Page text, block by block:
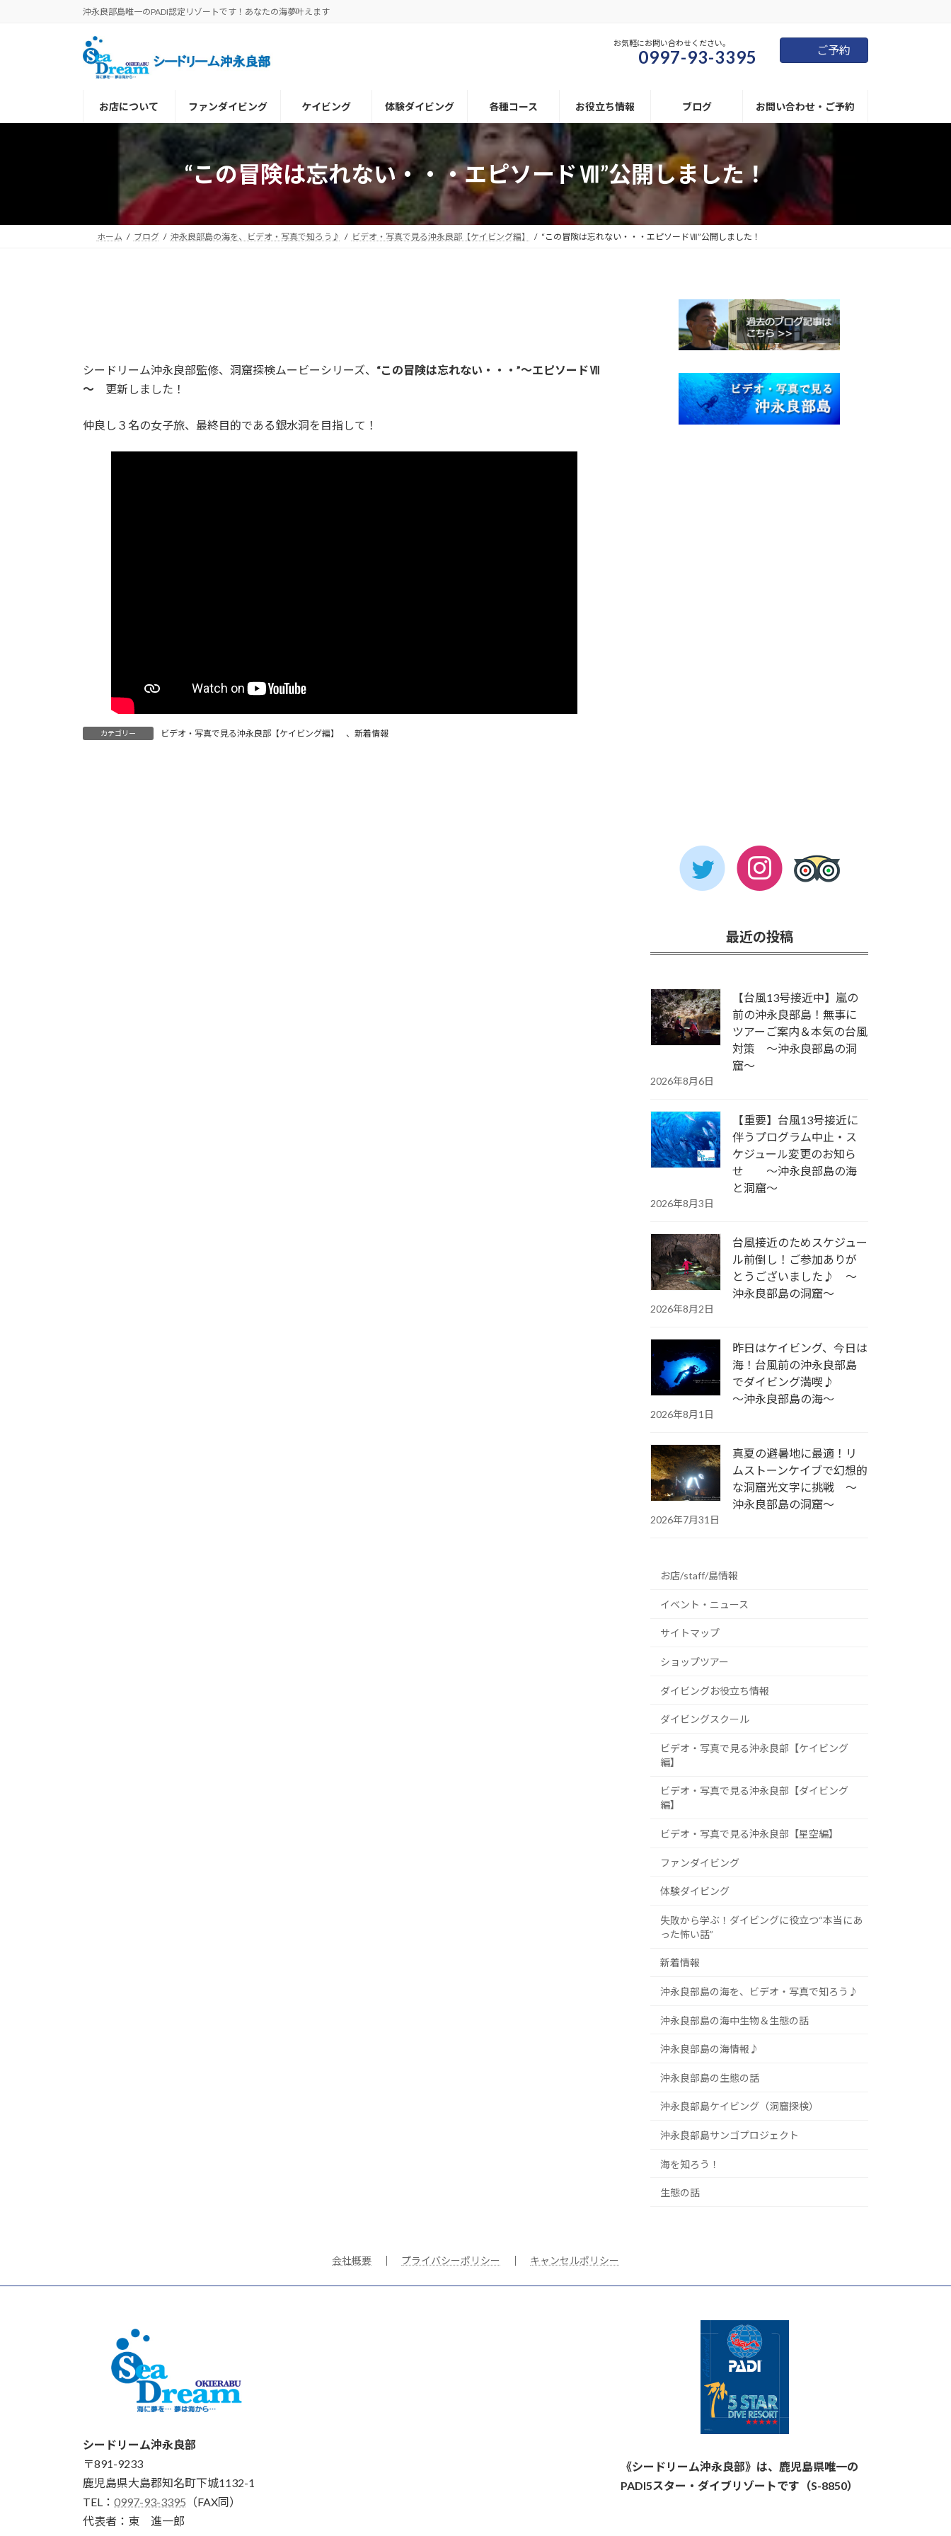
キ
に
沖永良部島唯一のPADI認定リゾートです！あなたの海夢叶えます
お気軽にお問い合わせください。
0997-93-3395 ご予約
お店について ファンダイビング ケイビング 体験ダイビング 各種コース お役立ち情報 ブログ お問い合わせ・ご予約
“この冒険は忘れない・・・エピソードⅦ”公開しました！
ホーム ブログ 沖永良部島の海を、ビデオ・写真で知ろう♪ ビデオ・写真で見る沖永良部【ケイビング編】 “この冒険は忘れない・・・エピソードⅦ”公開しました！
シードリーム沖永良部監修、洞窟探検ムービーシリーズ、 “この冒険は忘れない・・・”～エピソードⅦ
～ 更新しました！
仲良し３名の女子旅、最終目的である銀水洞を目指して！
カテゴリー ビデオ・写真で見る沖永良部【ケイビング編】 、 新着情報
最近の投稿
【台風13号接近中】嵐の
前の沖永良部島！無事に
ツアーご案内＆本気の台風
対策 ～沖永良部島の洞
窟～
2026年8月6日
【重要】台風13号接近に
伴うプログラム中止・ス
ケジュール変更のお知ら
せ ～沖永良部島の海
と洞窟～
2026年8月3日
台風接近のためスケジュー
ル前倒し！ご参加ありが
とうございました♪ ～
沖永良部島の洞窟～
2026年8月2日
昨日はケイビング、今日は
海！台風前の沖永良部島
でダイビング満喫♪
～沖永良部島の海～
2026年8月1日
真夏の避暑地に最適！リ
ムストーンケイブで幻想的
な洞窟光文字に挑戦 ～
沖永良部島の洞窟～
2026年7月31日
お店/staff/島情報
イベント・ニュース
サイトマップ
ショップツアー
ダイビングお役立ち情報
ダイビングスクール
ビデオ・写真で見る沖永良部【ケイビング
編】
ビデオ・写真で見る沖永良部【ダイビング
編】
ビデオ・写真で見る沖永良部【星空編】
ファンダイビング
体験ダイビング
失敗から学ぶ！ダイビングに役立つ“本当にあ
った怖い話”
新着情報
沖永良部島の海を、ビデオ・写真で知ろう♪
沖永良部島の海中生物＆生態の話
沖永良部島の海情報♪
沖永良部島の生態の話
沖永良部島ケイビング（洞窟探検）
沖永良部島サンゴプロジェクト
海を知ろう！
生態の話
会社概要 プライバシーポリシー キャンセルポリシー
シードリーム沖永良部
〒891-9233
鹿児島県大島郡知名町下城1132-1
TEL： 0997-93-3395 （FAX同）
代表者：東 進一郎
《シードリーム沖永良部》は、鹿児島県唯一の
PADI5スター・ダイブリゾートです（S-8850）